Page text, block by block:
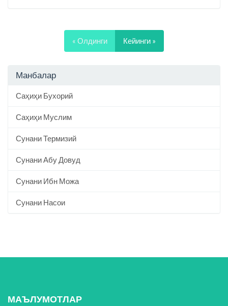
« Олдинги Кейинги »
Манбалар
Саҳиҳи Бухорий
Саҳиҳи Муслим
Сунани Термизий
Сунани Абу Довуд
Сунани Ибн Можа
Сунани Насои
МАЪЛУМОТЛАР